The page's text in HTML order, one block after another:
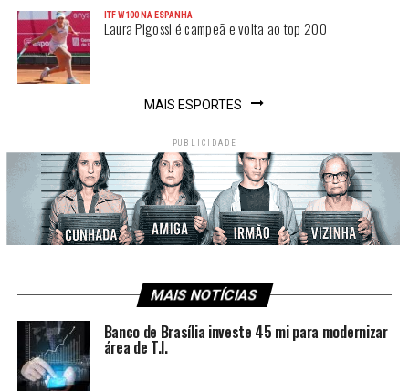
ITF W100 NA ESPANHA
Laura Pigossi é campeã e volta ao top 200
MAIS ESPORTES
PUBLICIDADE
MAIS NOTÍCIAS
Banco de Brasília investe 45 mi para modernizar
área de T.I.